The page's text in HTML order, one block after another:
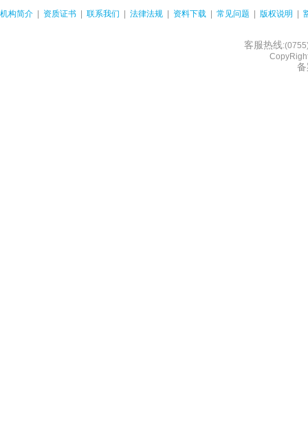
机构简介 资质证书 联系我们 法律法规 资料下载 常见问题 版权说明
客服热线